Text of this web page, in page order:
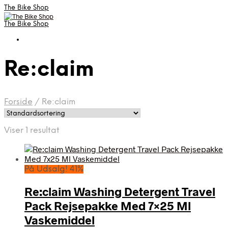
The Bike Shop
The Bike Shop
Re:claim
Forside / Re:claim
Viser 1 resultat
På Udsalg! 41%
Re:claim Washing Detergent Travel
Pack Rejsepakke Med 7×25 Ml
Vaskemiddel